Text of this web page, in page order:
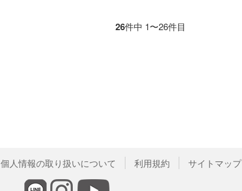
26件中 1〜26件目
個人情報の取り扱いについて 利用規約 サイトマップ